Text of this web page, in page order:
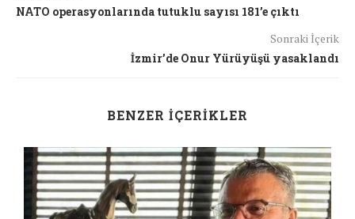
NATO operasyonlarında tutuklu sayısı 181’e çıktı
Sonraki İçerik
İzmir’de Onur Yürüyüşü yasaklandı
BENZER İÇERIKLER